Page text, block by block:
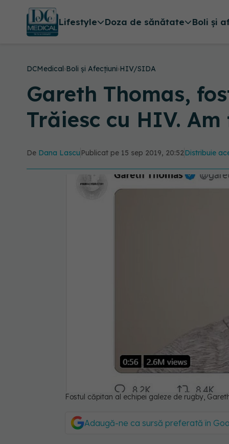
Lifestyle Doza de sănătate Boli și
DCMedical›Boli și Afecțiuni›HIV/SIDA
Gareth Thomas,
Trăiesc cu HIV.
De Dana Lascu Publicat pe 15 sep 2019, 20:52Distribuie
Fostul căpitan al echipei galeze de rugby,
Adaugă-ne ca sursă preferată în